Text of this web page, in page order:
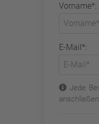
Vorname*:
E-Mail*:
Jede